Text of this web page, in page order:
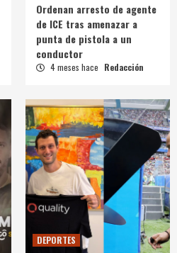
Ordenan arresto de agente
de ICE tras amenazar a
punta de pistola a un
conductor
4 meses hace Redacción
DEPORTES